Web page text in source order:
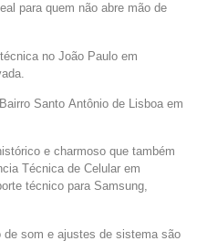
para quem não abre mão de
no João Paulo em
Santo Antônio de Lisboa em
e charmoso que também
Técnica de Celular em
técnico para Samsung,
som e ajustes de sistema são